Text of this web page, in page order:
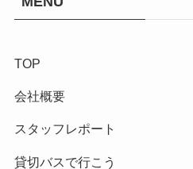
TOP
会社概要
スタッフレポート
貸切バスで行こう